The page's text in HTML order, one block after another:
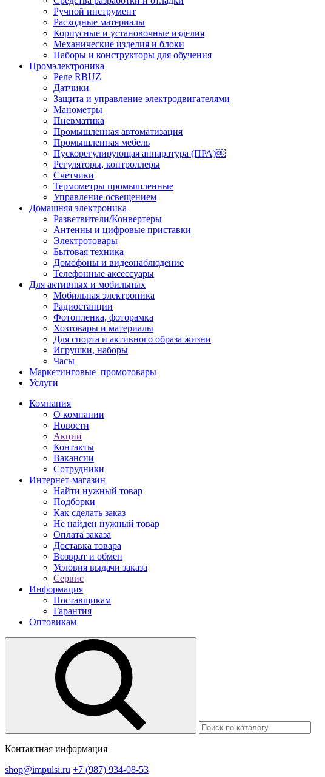
Ручной инструмент
Расходные материалы
Корпусные и установочные изделия
Механические изделия и блоки
Наборы и конструкторы для обучения
Промэлектроника
Реле RBUZ
Датчики
Защита и управление электродвигателями
Манометры
Пневматика
Промышленная автоматизация
Промышленная мебель
Пускорегулирующая аппаратура (ПРА)￼
Регуляторы, контроллеры
Счетчики
Термометры промышленные
Управление освещением
Домашняя электроника
Разветвители/Конвертеры
Антенны и цифровые приставки
Электротовары
Бытовая техника
Домофоны и видеонаблюдение
Телефонные аксессуары
Для активных и мобильных
Мобильная электроника
Радиостанции
Фотопленка, фоторамка
Хозтовары и материалы
Для спорта и активного образа жизни
Игрушки, наборы
Часы
Маркетинговые_промотовары
Услуги
Компания
О компании
Новости
Акции
Контакты
Вакансии
Сотрудники
Интернет-магазин
Найти нужный товар
Подборки
Как сделать заказ
Не найден нужный товар
Оплата заказа
Доставка товара
Возврат и обмен
Условия выдачи заказа
Сервис
Информация
Поставщикам
Гарантия
Оптовикам
Контактная информация
shop@impulsi.ru +7 (987) 934-08-53